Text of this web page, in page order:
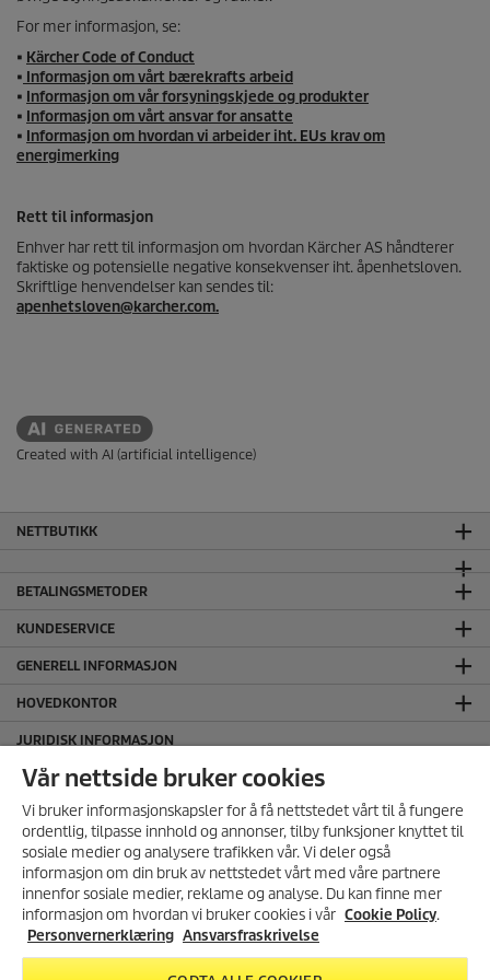
MELD DEG PÅ VÅRT
NYHETSBREV!
Få 10% rabatt på ditt neste kjøp i
på vårt nyhetsbrev.
For mer informasjon, se:
• Kärcher Code of Conduct
• Informasjon om vårt bærekrafts arbeid
• Informasjon om vår forsyningskjede og produkter
• Informasjon om vårt ansvar for ansatte
• Informasjon om hvordan vi arbeider iht. EUs krav om
energimerking
Rett til informasjon
Enhver har rett til informasjon om hvordan Kärcher AS håndterer
faktiske og potensielle negative konsekvenser iht. åpenhetsloven.
Skriftlige henvendelser kan sendes til:
apenhetsloven@karcher.com.
Created with AI (artificial intelligence)
NETTBUTIKK
BETALINGSMETODER
KUNDESERVICE
GENERELL INFORMASJON
HOVEDKONTOR
JURIDISK INFORMASJON
Ansvarsfraskrivelse
Personvernerklæring
Salgs og leveringsbetingelser
SERTIFISERT MILJØFYRTÅRN
FØLG OSS I SOSIALE MEDIER
Vår nettside bruker cookies
Vi bruker informasjonskapsler for å få nettstedet vårt til å fungere
ordentlig, tilpasse innhold og annonser, tilby funksjoner knyttet til
sosiale medier og analysere trafikken vår. Vi deler også
informasjon om din bruk av nettstedet vårt med våre partnere
innenfor sosiale medier, reklame og analyse. Du kan finne mer
informasjon om hvordan vi bruker cookies i vår Cookie Policy.
Personvernerklæring Ansvarsfraskrivelse